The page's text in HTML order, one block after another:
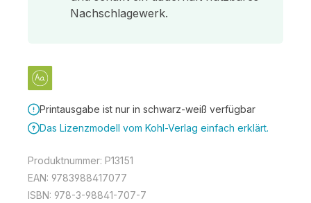
Nachschlagewerk.
Printausgabe ist nur in schwarz-weiß verfügbar
Das Lizenzmodell vom Kohl-Verlag einfach erklärt.
Produktnummer: P13151
EAN: 9783988417077
ISBN: 978-3-98841-707-7